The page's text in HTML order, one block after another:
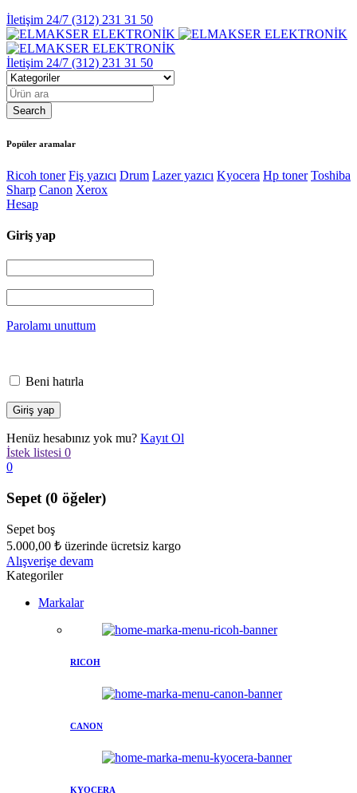
İletişim 24/7 (312) 231 31 50
İletişim 24/7 (312) 231 31 50
Popüler aramalar
Ricoh toner Fiş yazıcı Drum Lazer yazıcı Kyocera Hp toner Toshiba
Sharp Canon Xerox
Hesap
Giriş yap
Parolamı unuttum
Beni hatırla
Henüz hesabınız yok mu? Kayıt Ol
İstek listesi 0
0
Sepet (0 öğeler)
Sepet boş
5.000,00 ₺ üzerinde ücretsiz kargo
Alışverişe devam
Kategoriler
Markalar
RICOH
CANON
KYOCERA